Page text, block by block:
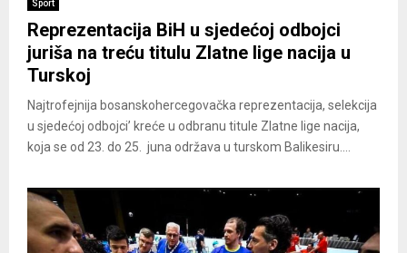
Sport
Reprezentacija BiH u sjedećoj odbojci
juriša na treću titulu Zlatne lige nacija u
Turskoj
Najtrofejnija bosanskohercegovačka reprezentacija, selekcija
u sjedećoj odbojci’ kreće u odbranu titule Zlatne lige nacija,
koja se od 23. do 25. juna održava u turskom Balikesiru....